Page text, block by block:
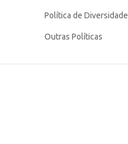
Política de Diversidade
Outras Políticas